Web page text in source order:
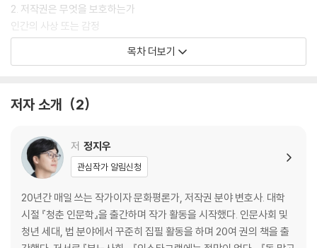
2. 저작권은 무엇을 보호하는가
인간의 사상 또는 감정
표현과 창작성
□작품 제목은 저작물이 아니다 - 상표법과 부쟁경쟁방지법
어문저작물
연극저작물
미술저작물
건축저작물
사진저작물
영상저작물
도형저작물
목차 더보기
저자 소개 2
저 정지우
관심작가 알림신청
20년간 매일 쓰는 작가이자 문화평론가, 저작권 분야 변호사. 대학
시절 『청춘 인문학』을 출간하며 작가 활동을 시작했다. 인문사회 및
청년 세대, 법 분야에서 꾸준히 집필 활동을 하며 20여 권의 책을 출